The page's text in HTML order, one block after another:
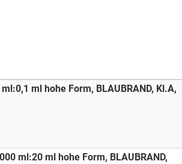
ml hohe Form, BLAUBRAND, Kl.A,
ml:20 ml hohe Form, BLAUBRAND,